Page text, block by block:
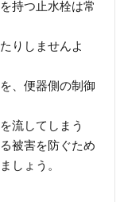
持つ止水栓は常
りしませんよ
、便器側の制御
流してしまう
被害を防ぐため
しょう。